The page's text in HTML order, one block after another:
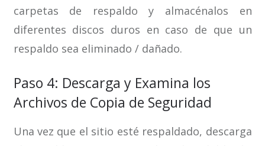
carpetas de respaldo y almacénalos en
diferentes discos duros en caso de que un
respaldo sea eliminado / dañado.
Paso 4: Descarga y Examina los
Archivos de Copia de Seguridad
Una vez que el sitio esté respaldado, descarga